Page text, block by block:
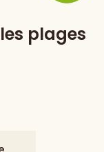
plages